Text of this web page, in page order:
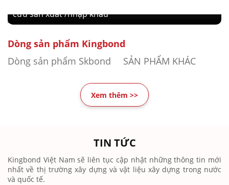
dùng trong những công trình cao cấp. SKBOND -
LÀM TRÒN SỨ MỆNH
cứu sản xuất /nhập khẩu
Dòng sản phẩm Kingbond
Dòng sản phẩm Skbond
SẢN PHẨM KHÁC
Xem thêm >>
TIN TỨC
Kingbond Việt Nam sẽ liên tục cập nhật những thông tin mới
nhất về thị trường xây dựng và vật liệu xây dựng trong nước
và quốc tế.